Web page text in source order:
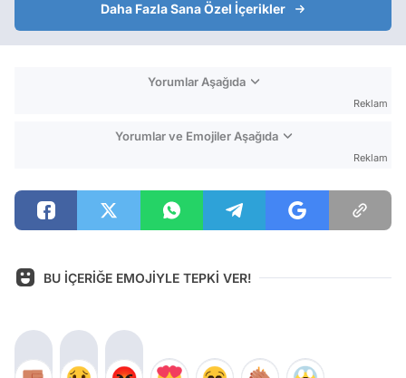
Daha Fazla Sana Özel İçerikler
Yorumlar Aşağıda
Reklam
Yorumlar ve Emojiler Aşağıda
Reklam
BU İÇERİĞE EMOJİYLE TEPKİ VER!